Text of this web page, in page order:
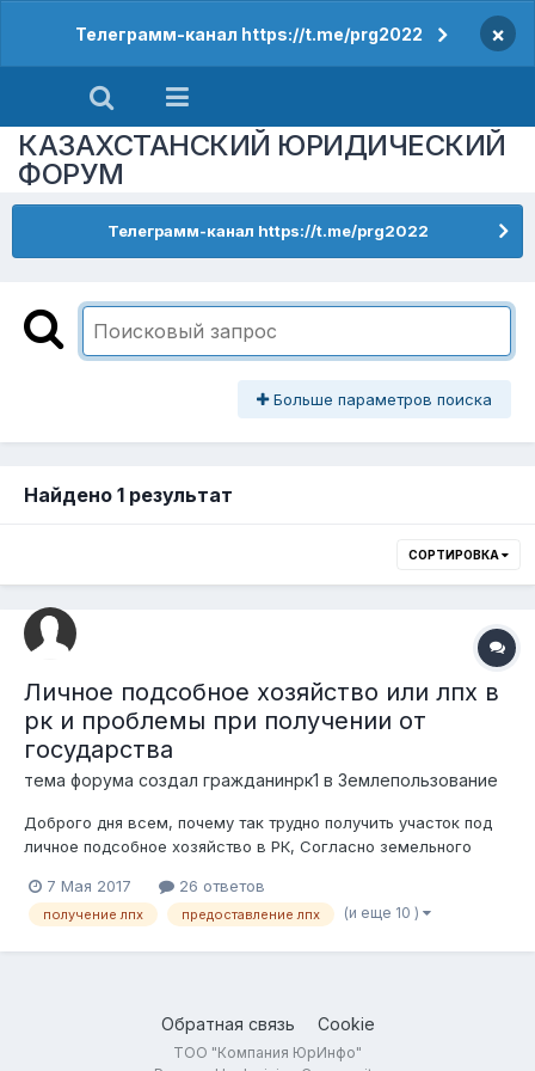
Телеграмм-канал https://t.me/prg2022 ×
КАЗАХСТАНСКИЙ ЮРИДИЧЕСКИЙ
ФОРУМ
Телеграмм-канал https://t.me/prg2022
Больше параметров поиска
Найдено 1 результат
СОРТИРОВКА
Личное подсобное хозяйство или лпх в
рк и проблемы при получении от
государства
тема форума создал гражданинрк1 в Землепользование
Доброго дня всем, почему так трудно получить участок под
личное подсобное хозяйство в РК, Согласно земельного
быть предоставлен единым массивом с участком под ижс, в
черте населенного пункта в сельской местности, и он может
7 Мая 2017 26 ответов
получение лпх предоставление лпх (и еще 10 )
Обратная связь Cookie
ТОО "Компания ЮрИнфо"